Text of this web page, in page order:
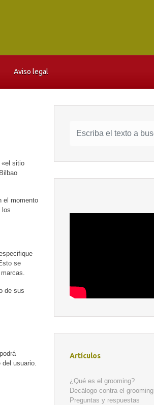
Aviso legal
«el sitio
el momento
los
se
de sus
usuario.
Artículos
¿Qué es el grooming?
Decálogo contra el grooming
Preguntas y respuestas